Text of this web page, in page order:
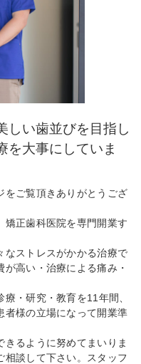
しい歯並びを目指し
を大事にしていま
をご覧頂きありがとうござ
矯正歯科医院を専門開業す
なストレスがかかる治療で
高い・治療による痛み・
・研究・教育を11年間、
者様の立場になって開業準
るように努めてまいりま
相談して下さい。スタッフ